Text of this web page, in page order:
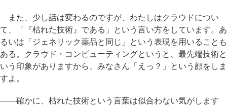
また、少し話は変わるのですが、わたしはクラウドについ
て、「『枯れた技術』である」という言い方をしています。あ
るいは「ジェネリック薬品と同じ」という表現を用いることも
ある。クラウド・コンピューティングというと、最先端技術と
いう印象がありますから、みなさん「えっ？」という顔をしま
すよ。
――確かに、枯れた技術という言葉は似合わない気がします